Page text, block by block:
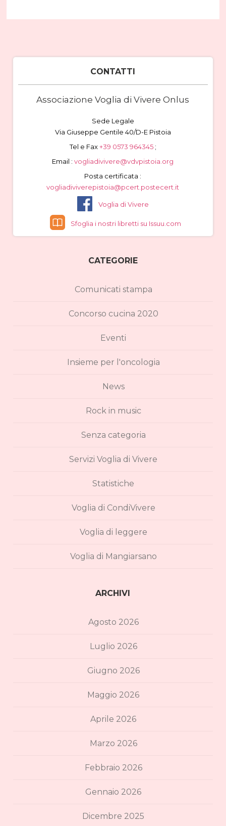
CONTATTI
Associazione Voglia di Vivere Onlus
Sede Legale
Via Giuseppe Gentile 40/D-E Pistoia
Tel e Fax+39 0573 964345 ;
Email : vogliadivivere@vdvpistoia.org
Posta certificata :
vogliadiviverepistoia@pcert.postecert.it
Voglia di Vivere
Sfoglia i nostri libretti su Issuu.com
CATEGORIE
Comunicati stampa
Concorso cucina 2020
Eventi
Insieme per l'oncologia
News
Rock in music
Senza categoria
Servizi Voglia di Vivere
Statistiche
Voglia di CondiVivere
Voglia di leggere
Voglia di Mangiarsano
ARCHIVI
Agosto 2026
Luglio 2026
Giugno 2026
Maggio 2026
Aprile 2026
Marzo 2026
Febbraio 2026
Gennaio 2026
Dicembre 2025